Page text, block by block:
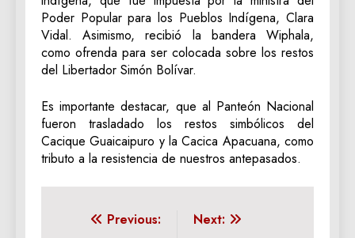
Poder Popular para los Pueblos Indígena, Clara
Vidal. Asimismo, recibió la bandera Wiphala,
como ofrenda para ser colocada sobre los restos
del Libertador Simón Bolívar.
Es importante destacar, que al Panteón Nacional
fueron trasladado los restos simbólicos del
Cacique Guaicaipuro y la Cacica Apacuana, como
tributo a la resistencia de nuestros antepasados.
Navegación
Previous:
Next: